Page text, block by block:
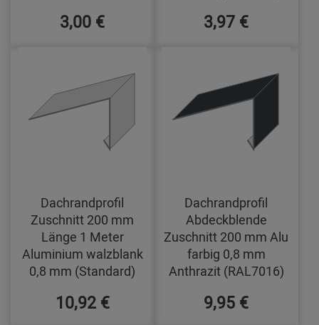
3,00 € 3,97 €
Dachrandprofil
Zuschnitt 200 mm
Länge 1 Meter
Aluminium walzblank
0,8 mm (Standard)
10,92 €
Dachrandprofil
Abdeckblende
Zuschnitt 200 mm Alu
farbig 0,8 mm
Anthrazit (RAL7016)
9,95 €